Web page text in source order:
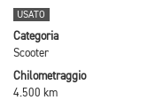
USATO
Categoria
Scooter
Chilometraggio
4.500 km